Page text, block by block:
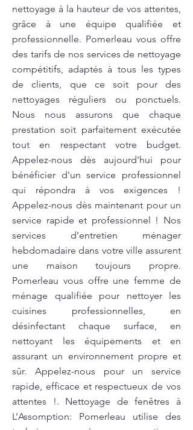
nettoyage à la hauteur de vos attentes,
grâce à une équipe qualifiée et
professionnelle. Pomerleau vous offre
des tarifs de nos services de nettoyage
compétitifs, adaptés à tous les types
de clients, que ce soit pour des
nettoyages réguliers ou ponctuels.
Nous nous assurons que chaque
prestation soit parfaitement exécutée
tout en respectant votre budget.
Appelez-nous dès aujourd'hui pour
bénéficier d'un service professionnel
qui répondra à vos exigences !
Appelez-nous dès maintenant pour un
service rapide et professionnel ! Nos
services d’entretien ménager
hebdomadaire dans votre ville assurent
une maison toujours propre.
Pomerleau vous offre une femme de
ménage qualifiée pour nettoyer les
cuisines professionnelles, en
désinfectant chaque surface, en
nettoyant les équipements et en
assurant un environnement propre et
sûr. Appelez-nous pour un service
rapide, efficace et respectueux de vos
attentes !. Nettoyage de fenêtres à
L’Assomption: Pomerleau utilise des